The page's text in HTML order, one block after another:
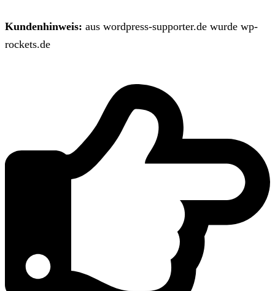
Kundenhinweis: aus wordpress-supporter.de wurde wp-
rockets.de